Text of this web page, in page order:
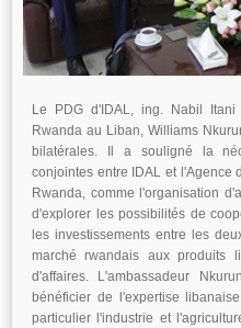
Le PDG d'IDAL, ing. Nabil
Rwanda au Liban, Williams
bilatérales. Il a souligné la
conjointes entre IDAL et l'Agence
Rwanda, comme l'organisation
d'explorer les possibilités de
les investissements entre les
marché rwandais aux produits
d'affaires. L'ambassadeur
bénéficier de l'expertise
particulier l'industrie et